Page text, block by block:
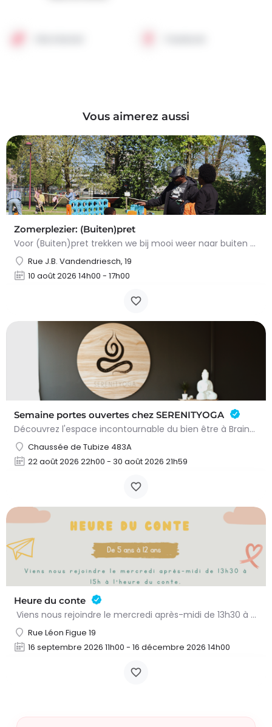
Vous aimerez aussi
Zomerplezier: (Buiten)pret
Voor (Buiten)pret trekken we bij mooi weer naar buiten voor spel, ontspanning en zomerse gezelligheid.…
Rue J.B. Vandendriesch, 19
10 août 2026 14h00 - 17h00
Semaine portes ouvertes chez SERENITYOGA
Découvrez l'espace incontournable du bien être à Braine L'alleud!Du 23 au 30 aout 2026 nous proposons un Pass…
Chaussée de Tubize 483A
22 août 2026 22h00 - 30 août 2026 21h59
Heure du conte
Viens nous rejoindre le mercredi après-midi de 13h30 à 15h à l’heure du conte. On y lit des histoires…
Rue Léon Figue 19
16 septembre 2026 11h00 - 16 décembre 2026 14h00